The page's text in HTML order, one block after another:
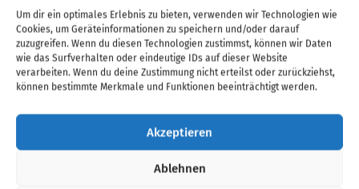
Um dir ein optimales Erlebnis zu bieten, verwenden wir Technologien wie
Cookies, um Geräteinformationen zu speichern und/oder darauf
zuzugreifen. Wenn du diesen Technologien zustimmst, können wir Daten
wie das Surfverhalten oder eindeutige IDs auf dieser Website
verarbeiten. Wenn du deine Zustimmung nicht erteilst oder zurückziehst,
können bestimmte Merkmale und Funktionen beeinträchtigt werden.
Akzeptieren
Ablehnen
11. März 2025